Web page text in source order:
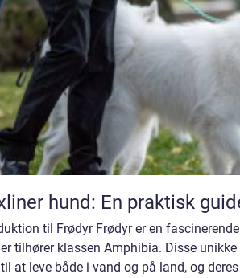
hund: En praktisk
til Frødyr Frødyr er en
tilhører klassen Amphibia. Disse
at leve både i vand og på land, og